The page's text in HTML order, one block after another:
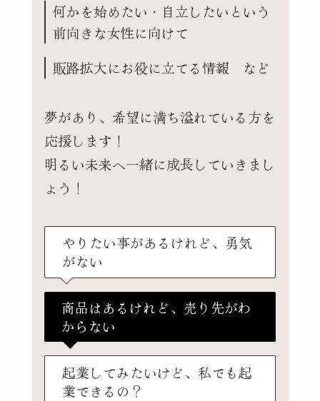
何かを始めたい・自立したいという
前向きな女性に向けて
販路拡大にお役に立てる情報 など
夢があり、希望に満ち溢れている方を
応援します！
明るい未来へ一緒に成長していきまし
ょう！
やりたい事があるけれど、勇気
がない
商品はあるけれど、売り先がわ
からない
起業してみたいけど、私でも起
業できるの？